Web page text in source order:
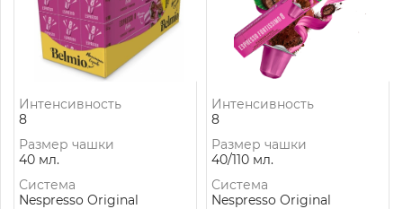
Интенсивность
8
Размер чашки
40 мл.
Система
Nespresso Original
Интенсивность
8
Размер чашки
40/110 мл.
Система
Nespresso Original